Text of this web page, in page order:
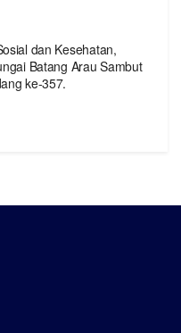
dan Kesehatan,
Batang Arau Sambut
ke-357.